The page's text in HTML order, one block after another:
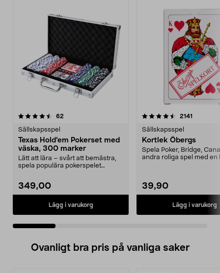
62
Sällskapsspel
Texas Hold’em Pokerset med
väska, 300 marker
Lätt att lära – svårt att bemästra,
spela populära pokerspelet
349,00
Lägg i varukorg
4.5 av 5 stjärnor 2141
Sällskapsspel
Kortlek Öbergs
Spela Poker, Bridge,
andra roliga spel med en
39,90
Lägg i varukorg
5.0 av 5 stjärnor
Ovanligt bra pris på vanliga saker